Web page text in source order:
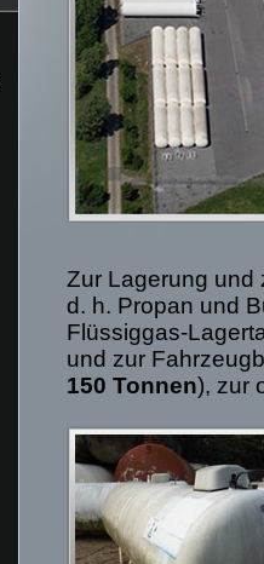
Zur Lagerung
d. h. Propan und
Flüssiggas-
und zur
150 Tonnen), zur